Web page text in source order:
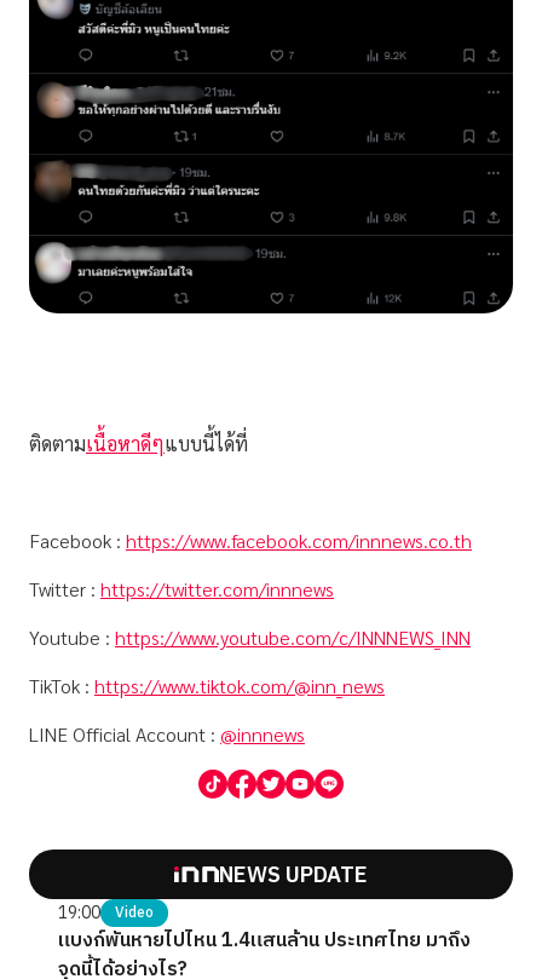
ติดตามเนื้อหาดีๆแบบนี้ได้ที่
Facebook : https://www.facebook.com/innnews.co.th
Twitter : https://twitter.com/innnews
Youtube : https://www.youtube.com/c/INNNEWS_INN
TikTok : https://www.tiktok.com/@inn_news
LINE Official Account : @innnews
NEWS UPDATE
19:00 Video
แบงก์พันหายไปไหน 1.4แสนล้าน ประเทศไทย มาถึง
จุดนี้ได้อย่างไร?